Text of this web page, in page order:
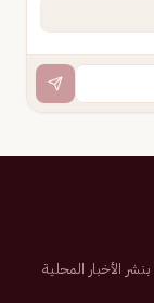
تم تأسيسها عام 2007م تهتم بنشر الأخبار المحلية